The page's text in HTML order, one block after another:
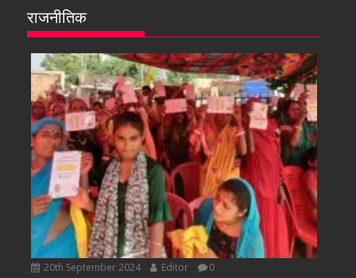
राजनीतिक
20th September 2024 Editor 0